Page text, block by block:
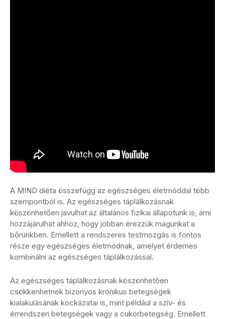
A MIND diéta összefügg az egészséges életmóddal több
szempontból is. Az egészséges táplálkozásnak
köszönhetően javulhat az általános fizikai állapotunk is, ami
hozzájárulhat ahhoz, hogy jobban érezzük magunkat a
bőrünkben. Emellett a rendszeres testmozgás is fontos
része egy egészséges életmódnak, amelyet érdemes
kombinálni az egészséges táplálkozással.
Az egészséges táplálkozásnak köszönhetően
csökkenhetnek bizonyos krónikus betegségek
kialakulásának kockázatai is, mint például a szív- és
érrendszeri betegségek vagy a cukorbetegség. Emellett